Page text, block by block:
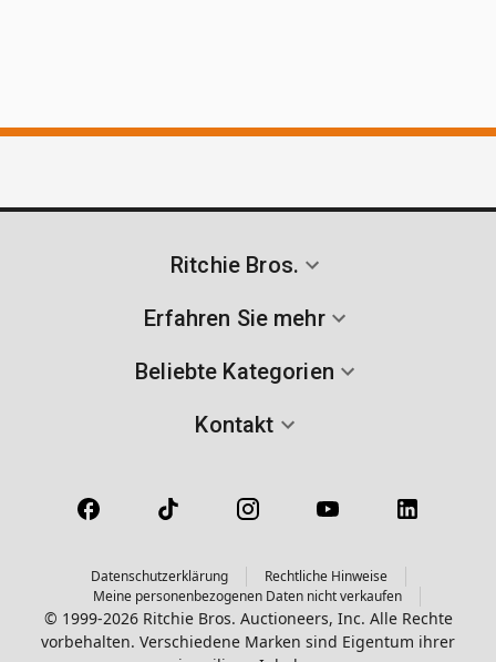
Ritchie Bros.
Erfahren Sie mehr
Beliebte Kategorien
Kontakt
Datenschutzerklärung
Rechtliche Hinweise
Meine personenbezogenen Daten nicht verkaufen
© 1999-2026 Ritchie Bros. Auctioneers, Inc. Alle Rechte
vorbehalten. Verschiedene Marken sind Eigentum ihrer